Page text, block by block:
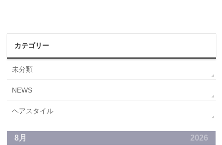
カテゴリー
未分類
NEWS
ヘアスタイル
8月 2026